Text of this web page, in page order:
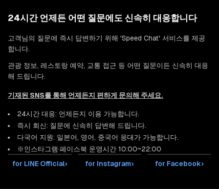
24시간 언제든 어떤 질문에도 신속히 대응합니다
고객님의 질문에 즉시 답변하기 위해 'Speed Chat' 서비스를 제공
합니다.
관광 정보, 레스토랑 예약, 교통 접근 등 어떤 질문이든 신속히 대응
해 드립니다.
기재된 SNS를 통해 언제든지 편하게 문의해 주세요.
24시간 대응: 언제든지 이용 가능합니다.
즉시 회신: 질문에 신속히 답변해 드립니다.
다국어 지원: 일본어, 영어, 중국어 응대가 가능합니다.
※인스타그램·페이스북 운영시간 10:00~22:00
for LINE Official› for Instagram› for Facebook›